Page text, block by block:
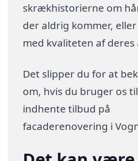
skrækhistorierne om
der aldrig kommer,
med kvaliteten af deres
Det slipper du for at
om, hvis du bruger os
indhente tilbud på
facaderenovering i